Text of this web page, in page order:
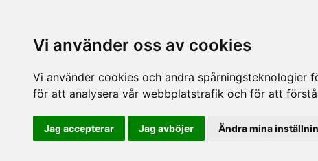
Vi använder oss av cookies
Vi använder cookies och andra
för att analysera vår webbplatstrafik och för att
Jag accepterar Jag avböjer Ändra mina